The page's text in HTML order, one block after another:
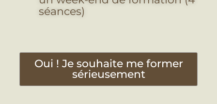
séances)
Oui ! Je souhaite me former
sérieusement